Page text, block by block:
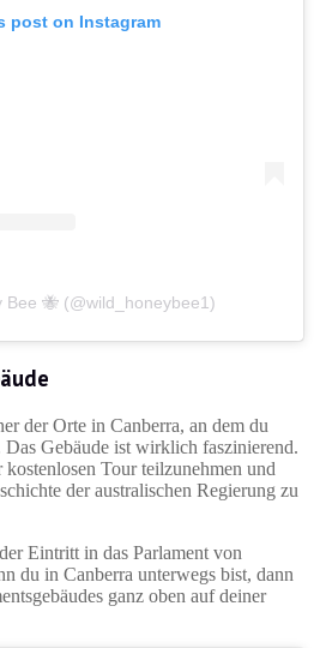
post on Instagram
Bee 🐝 (@wild_honeybee1)
der Orte in Canberra, an dem du
Gebäude ist wirklich faszinierend.
kostenlosen Tour teilzunehmen und
der australischen Regierung zu
Eintritt in das Parlament von
du in Canberra unterwegs bist, dann
ganz oben auf deiner